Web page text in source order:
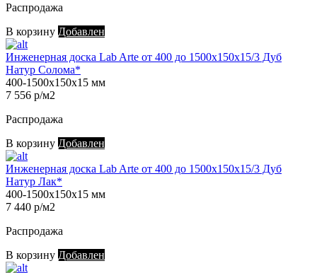
Распродажа
В корзину Добавлен
Инженерная доска Lab Arte от 400 до 1500х150х15/3 Дуб
Натур Солома*
400-1500х150х15 мм
7 556 р/м2
Распродажа
В корзину Добавлен
Инженерная доска Lab Arte от 400 до 1500х150х15/3 Дуб
Натур Лак*
400-1500х150х15 мм
7 440 р/м2
Распродажа
В корзину Добавлен